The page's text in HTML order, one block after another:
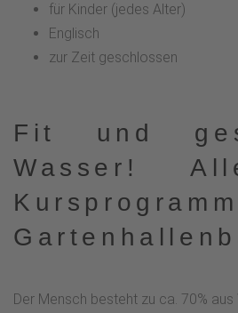
für Kinder (jedes Alter)
Englisch
zur Zeit geschlossen
Fit und
Wasser!
Der Mensch besteht zu ca. 70% aus